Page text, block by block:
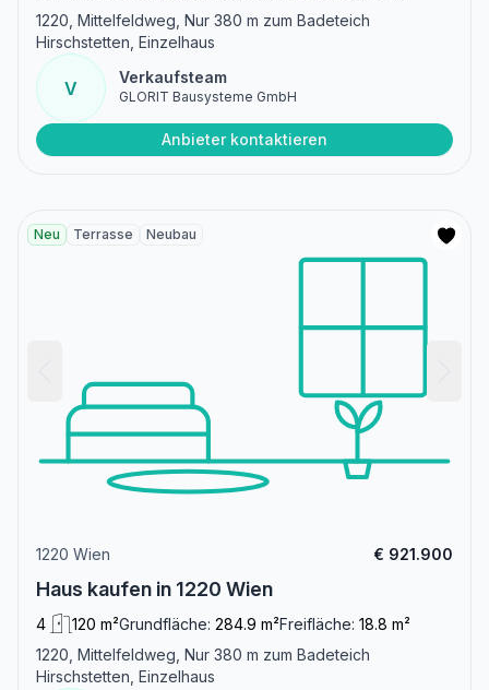
1220, Mittelfeldweg, Nur 380 m zum Badeteich
Hirschstetten, Einzelhaus
V
Verkaufsteam
GLORIT Bausysteme GmbH
Anbieter kontaktieren
Neu Terrasse Neubau
1220 Wien € 921.900
Haus kaufen in 1220 Wien
4 120 m²Grundfläche: 284.9 m²Freifläche: 18.8 m²
1220, Mittelfeldweg, Nur 380 m zum Badeteich
Hirschstetten, Einzelhaus